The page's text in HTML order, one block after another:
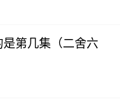
第几集（二舍六